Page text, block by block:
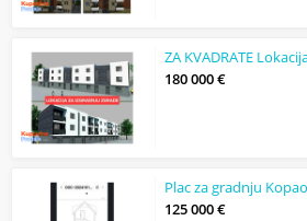
180 000 €
Plac za gradnju
125 000 €